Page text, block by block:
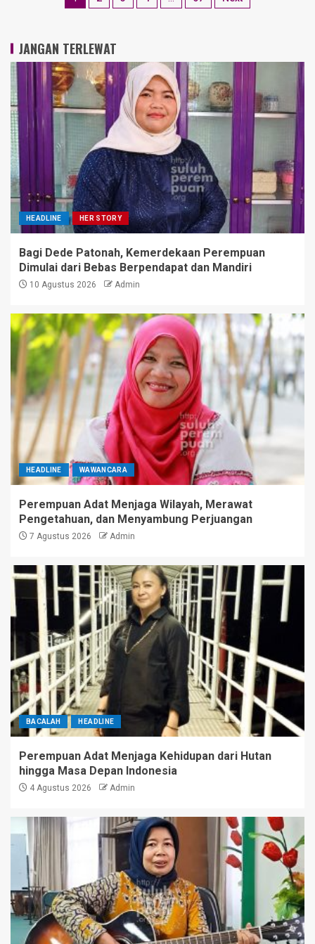
JANGAN TERLEWAT
HEADLINE HER STORY
Bagi Dede Patonah, Kemerdekaan Perempuan
Dimulai dari Bebas Berpendapat dan Mandiri
10 Agustus 2026 Admin
HEADLINE WAWANCARA
Perempuan Adat Menjaga Wilayah, Merawat
Pengetahuan, dan Menyambung Perjuangan
7 Agustus 2026 Admin
BACALAH HEADLINE
Perempuan Adat Menjaga Kehidupan dari Hutan
hingga Masa Depan Indonesia
4 Agustus 2026 Admin